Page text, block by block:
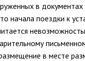
в документах
начала поездки к
в месте